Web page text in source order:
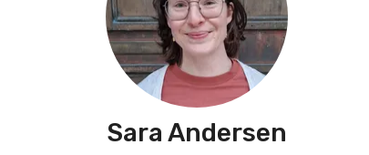
Sara Andersen